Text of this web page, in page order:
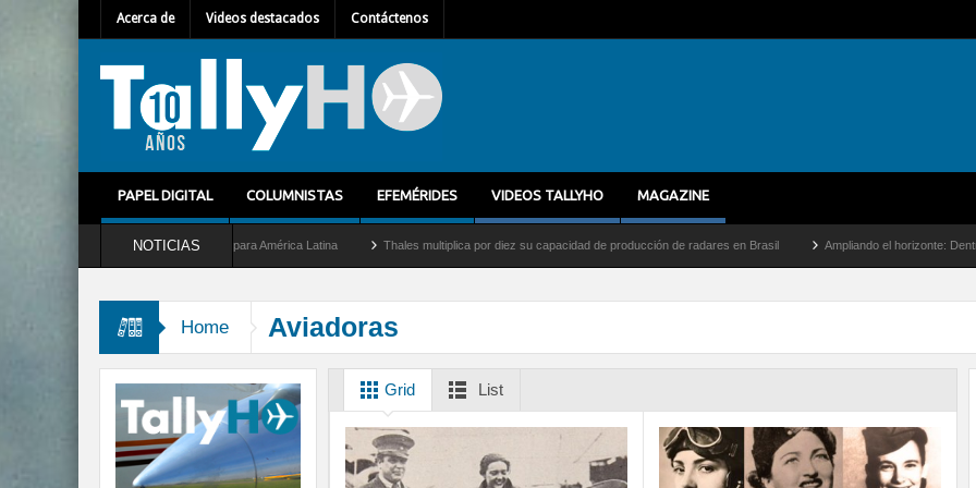
Acerca de Videos destacados Contáctenos
PAPEL DIGITAL COLUMNISTAS EFEMÉRIDES VIDEOS TALLYHO MAGAZINE
NOTICIAS
nuevo Director General para América Latina Thales multiplica por diez su capacidad de producción de radares en Brasil Ampliando el horizonte: Dentro del vuelo de
Home Aviadoras
Grid List